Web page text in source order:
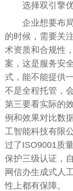
选择双引擎
企业想要布
的时候，需要关
术资质和合规性
案，这是服务安
式，能不能提供
不是全程托管，
第三要看实际的
例和效果对比数
工智能科技有限
过了ISO9001质
保护三级认证，
网信办生成式人
性上都有保障。